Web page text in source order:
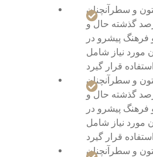
و سطرآنچنان
گذشته حال و
فرهنگ پیشرو در
مورد نیاز شامل
و سطرآنچنان
گذشته حال و
فرهنگ پیشرو در
مورد نیاز شامل
و سطرآنچنان